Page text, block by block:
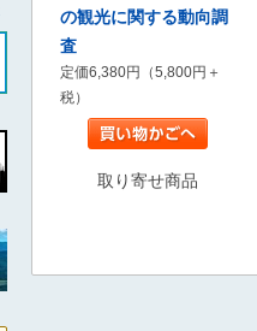
の観光に関する動向調
査
定価6,380円（5,800円＋
税）
取り寄せ商品